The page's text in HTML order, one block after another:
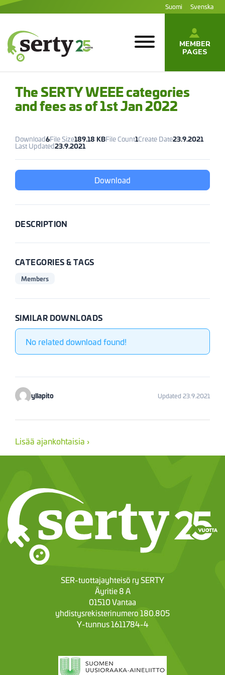
Jump
to
Suomi Svenska
MEMBER
PAGES
The SERTY WEEE categories
and fees as of 1st Jan 2022
Download6File Size189.18 KBFile Count1Create Date23.9.2021
Last Updated23.9.2021
Download
DESCRIPTION
CATEGORIES & TAGS
Members
SIMILAR DOWNLOADS
No related download found!
yllapito Updated 23.9.2021
Lisää ajankohtaisia ›
SER-tuottajayhteisö ry SERTY
Äyritie 8 A
01510 Vantaa
yhdistysrekisterinumero 180.805
Y-tunnus 1611784-4